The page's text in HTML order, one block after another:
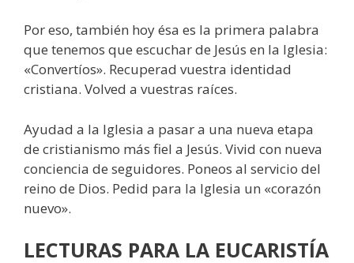
Por eso, también hoy ésa es la primera palabra
que tenemos que escuchar de Jesús en la Iglesia:
«Convertíos». Recuperad vuestra identidad
cristiana. Volved a vuestras raíces.
Ayudad a la Iglesia a pasar a una nueva etapa
de cristianismo más fiel a Jesús. Vivid con nueva
conciencia de seguidores. Poneos al servicio del
reino de Dios. Pedid para la Iglesia un «corazón
nuevo».
LECTURAS PARA LA EUCARISTÍA